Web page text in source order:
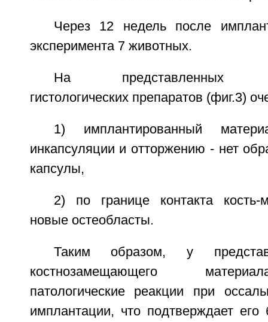
Через 12 недель после
эксперимента 7 животных.
На представленных
гистологических препаратов (фиг.3)
1) имплантированный
инкапсуляции и отторжению - нет
капсулы,
2) по границе контакта кость-
новые остеобласты.
Таким образом, у
костнозамещающего
патологические реакции при
имплантации, что подтверждает его